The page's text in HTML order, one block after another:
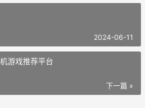
2024-06-11
游戏推荐平台
下一篇 »